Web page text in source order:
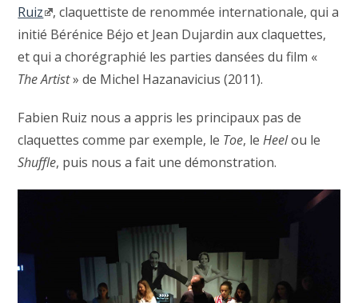
Ruiz
, claquettiste de renommée internationale, qui a
initié Bérénice Béjo et Jean Dujardin aux claquettes,
et qui a chorégraphié les parties dansées du film «
The Artist» de Michel Hazanavicius (2011).
Fabien Ruiz nous a appris les principaux pas de
claquettes comme par exemple, le Toe, leHeelou le
Shuffle, puis nous a fait une démonstration.